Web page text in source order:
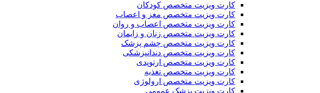
کارت ویزیت متخصص کودکان
کارت ویزیت متخصص مغز و اعصاب
کارت ویزیت متخصص اعصاب و روان
کارت ویزیت متخصص زنان و زایمان
کارت ویزیت متخصص چشم پزشک
کارت ویزیت متخصص دندانپزشکی
کارت ویزیت متخصص ارتوپدی
کارت ویزیت متخصص تغذیه
کارت ویزیت متخصص ارولوژی
کارت ویزیت پزشک عمومی